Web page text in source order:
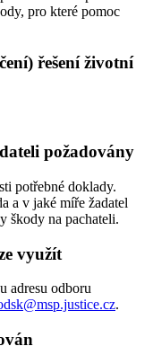
pro které pomoc
řešení životní
požadovány
potřebné doklady.
a v jaké míře žadatel
škody na pachateli.
využít
adresu odboru
.